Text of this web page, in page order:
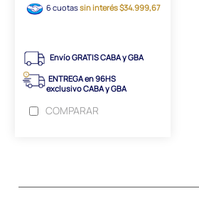
6 cuotassin interés $34.999,67
Envío GRATIS CABA y GBA
ENTREGA en 96HS
exclusivo CABA y GBA
COMPARAR